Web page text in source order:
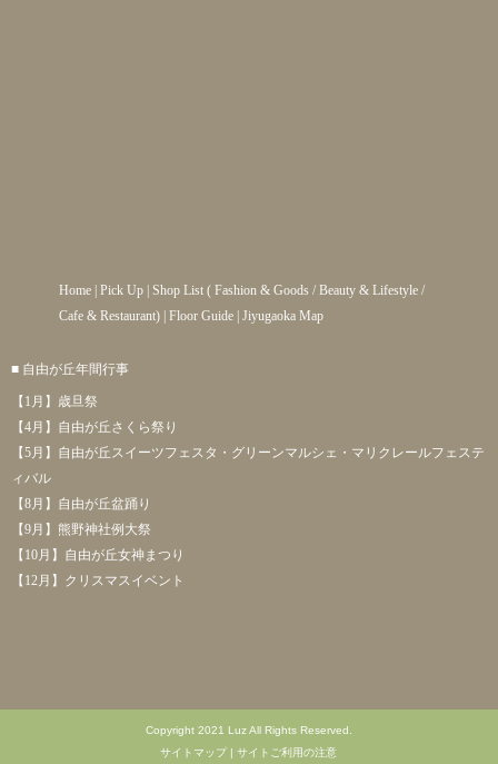
Home| Pick Up| Shop List( Fashion & Goods / Beauty & Lifestyle/
Cafe & Restaurant) | Floor Guide| Jiyugaoka Map
■ 自由が丘年間行事
【1月】歳旦祭
【4月】自由が丘さくら祭り
【5月】自由が丘スイーツフェスタ・グリーンマルシェ・マリクレールフェステ
ィバル
【8月】自由が丘盆踊り
【9月】熊野神社例大祭
【10月】自由が丘女神まつり
【12月】クリスマスイベント
Copyright 2021 Luz All Rights Reserved.
サイトマップ|サイトご利用の注意